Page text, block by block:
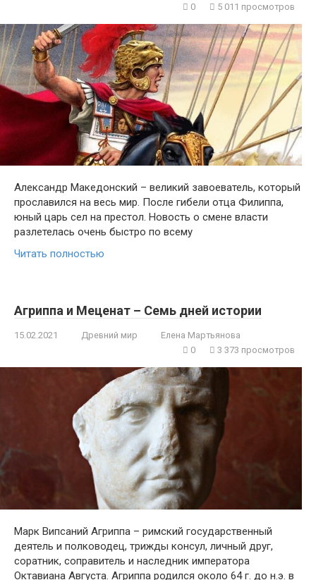
0
5 011 просмотров
Александр Македонский – великий завоеватель, который
прославился на весь мир. После гибели отца Филиппа,
юный царь сел на престол. Новость о смене власти
разлетелась очень быстро по всему
Читать полностью
Агриппа и Меценат – Семь дней истории
15.02.2021 Древний мир
Елена Мартьянова
0
3 373 просмотров
Марк Випсаний Агриппа – римский государственный
деятель и полководец, трижды консул, личный друг,
соратник, соправитель и наследник императора
Октавиана Августа. Агриппа родился около 64 г. до н.э. в